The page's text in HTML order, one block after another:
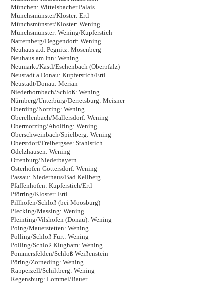
München: Wittelsbacher Palais
Münchsmünster/Kloster: Ertl
Münchsmünster/Kloster: Wening
Münchsmünster: Wening/Kupferstich
Natternberg/Deggendorf: Wening
Neuhaus a.d. Pegnitz: Mosenberg
Neuhaus am Inn: Wening
Neumarkt/Kastl/Eschenbach (Oberpfalz)
Neustadt a.Donau: Kupferstich/Ertl
Neustadt/Donau: Merian
Niederhornbach/Schloß: Wening
Nürnberg/Unterbürg/Derretsburg: Meisner
Oberding/Notzing: Wening
Oberellenbach/Mallersdorf: Wening
Obermotzing/Aholfing: Wening
Oberschweinbach/Spielberg: Wening
Oberstdorf/Freibergsee: Stahlstich
Odelzhausen: Wening
Ortenburg/Niederbayern
Osterhofen-Göttersdorf: Wening
Passau: Niederhaus/Bad Kellberg
Pfaffenhofen: Kupferstich/Ertl
Pförring/Kloster: Ertl
Pillhofen/Schloß (bei Moosburg)
Plecking/Massing: Wening
Pleinting/Vilshofen (Donau): Wening
Poing/Mauerstetten: Wening
Polling/Schloß Furt: Wening
Polling/Schloß Klugham: Wening
Pommersfelden/Schloß Weißenstein
Pöring/Zorneding: Wening
Rapperzell/Schiltberg: Wening
Regensburg: Lommel/Bauer